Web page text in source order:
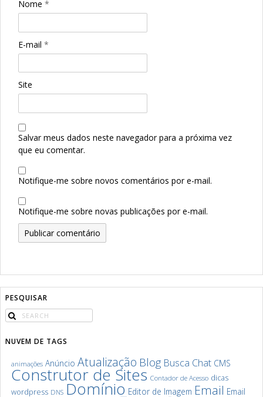
Nome *
E-mail *
Site
Salvar meus dados neste navegador para a próxima vez
que eu comentar.
Notifique-me sobre novos comentários por e-mail.
Notifique-me sobre novas publicações por e-mail.
PESQUISAR
NUVEM DE TAGS
animações Anúncio Atualização Blog Busca Chat CMS
Construtor de Sites Contador de Acesso dicas
wordpress DNS Domínio Editor de Imagem Email Email